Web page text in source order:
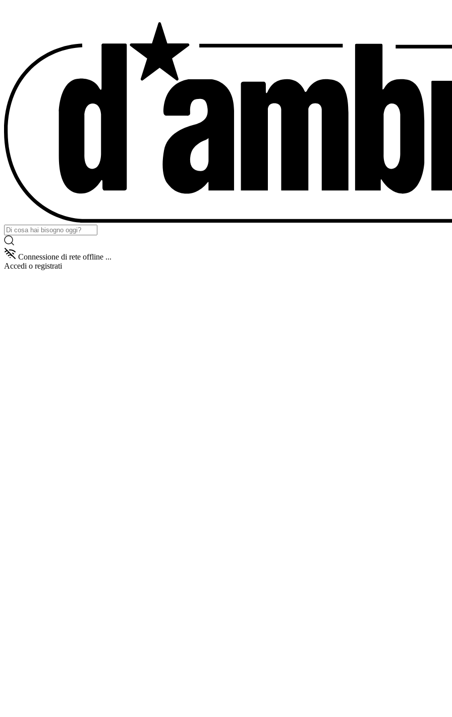
Connessione di rete offline ...
Accedi o registrati